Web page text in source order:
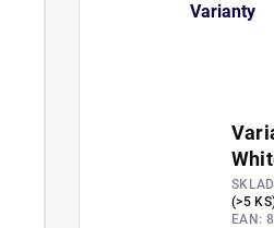
Varianty
(>5
EAN: